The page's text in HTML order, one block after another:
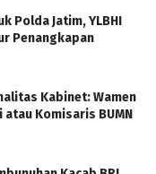
Polda Jatim, YLBHI
Penangkapan
Kabinet: Wamen
Komisaris BUMN